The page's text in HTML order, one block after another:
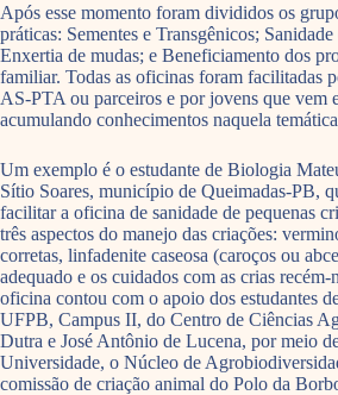
Após esse momento foram divididos os
práticas: Sementes e Transgênicos;
Enxertia de mudas; e Beneficiamento dos
familiar. Todas as oficinas foram facilitadas
AS-PTA ou parceiros e por jovens que vem
acumulando conhecimentos naquela
Um exemplo é o estudante de Biologia
Sítio Soares, município de Queimadas-PB,
facilitar a oficina de sanidade de pequenas
três aspectos do manejo das criações:
corretas, linfadenite caseosa (caroços ou
adequado e os cuidados com as crias recém-
oficina contou com o apoio dos estudantes
UFPB, Campus II, do Centro de Ciências
Dutra e José Antônio de Lucena, por meio
Universidade, o Núcleo de
comissão de criação animal do Polo da